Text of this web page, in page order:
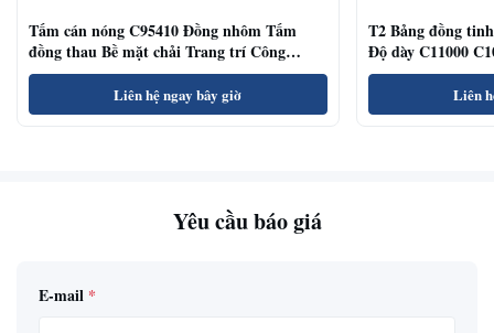
Tấm cán nóng C95410 Đồng nhôm Tấm
đồng thau Bề mặt chải Trang trí Công
nghiệp
Liên hệ ngay bây giờ
T2 Bảng đồng
Độ dày C11000
Liên
Yêu cầu báo giá
E-mail *